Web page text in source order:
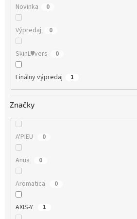
Novinka 0
Výpredaj 0
SkinL♥vers 0
Finálny výpredaj 1
Značky
A'PIEU 0
Anua 0
Aromatica 0
AXIS-Y 1